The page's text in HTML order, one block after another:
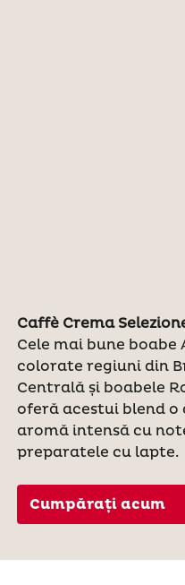
Caffè Crema
Cele mai bune
colorate regiuni din
Centrală și boabele
oferă acestui blend
aromă intensă cu
preparatele cu lapte.
Cumpărați acum